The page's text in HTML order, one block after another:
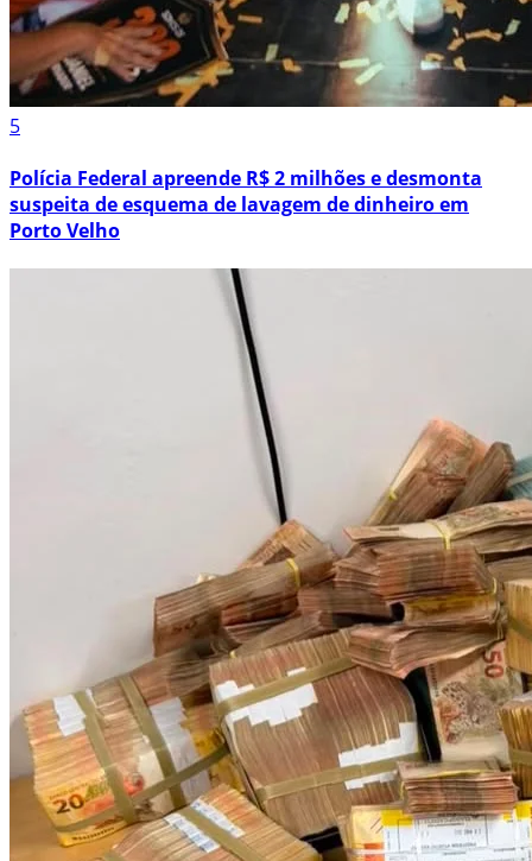
5
Polícia Federal apreende R$ 2 milhões e desmonta
suspeita de esquema de lavagem de dinheiro em
Porto Velho